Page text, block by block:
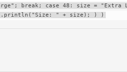
break; case 48: size = "Extra
" + size); ) )